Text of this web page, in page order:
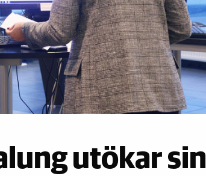
utökar sin